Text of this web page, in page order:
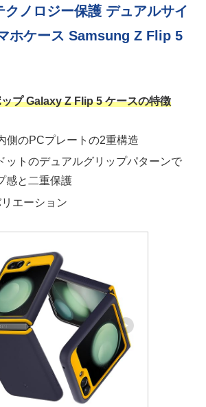
クノロジー保護 デュアルサイ
ホケース Samsung Z Flip 5
プ Galaxy Z Flip 5 ケースの特徴
側のPCプレートの2重構造
ットのデュアルグリップパターンで
感と二重保護
エーション